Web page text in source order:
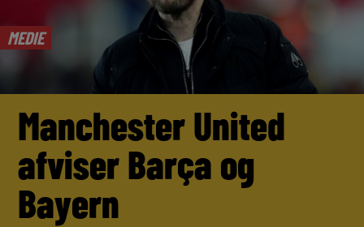
MEDIE
Manchester United
afviser Barça og
Bayern